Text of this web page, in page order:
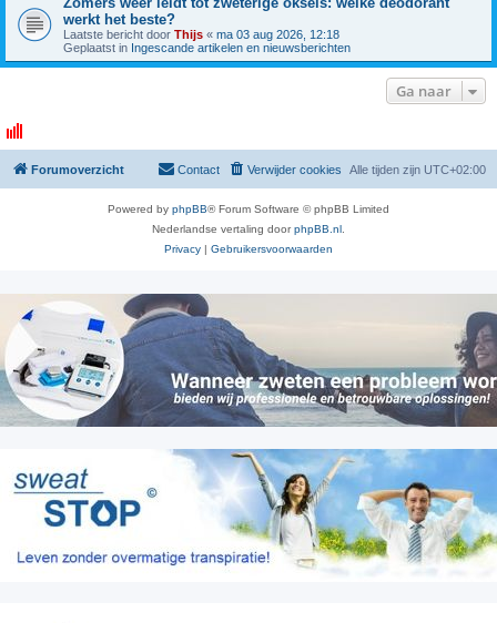
werkt het beste?
Laatste bericht door Thijs « ma 03 aug 2026, 12:18
Geplaatst in Ingescande artikelen en nieuwsberichten
Ga naar
Forumoverzicht Alle tijden zijn UTC+02:00
Verwijder cookies
Contact
Powered by phpBB® Forum Software © phpBB Limited
Nederlandse vertaling doorphpBB.nl
Privacy | Gebruikersvoorwaarden